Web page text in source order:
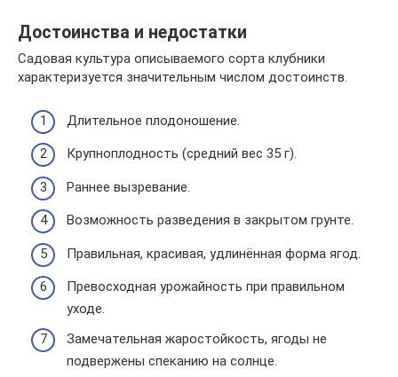
Достоинства и недостатки
Садовая культура описываемого сорта клубники
характеризуется значительным числом достоинств.
Длительное плодоношение.
Крупноплодность (средний вес 35 г).
Раннее вызревание.
Возможность разведения в закрытом грунте.
Правильная, красивая, удлинённая форма ягод.
Превосходная урожайность при правильном
уходе.
Замечательная жаростойкость, ягоды не
подвержены спеканию на солнце.